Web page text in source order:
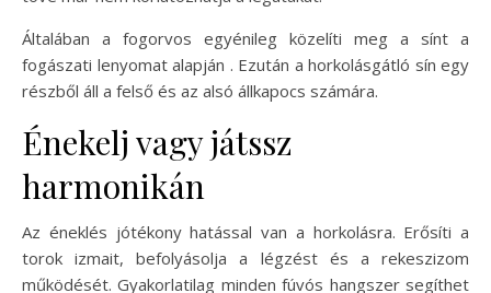
Általában a fogorvos egyénileg közelíti meg a sínt a
fogászati ​​lenyomat alapján . Ezután a horkolásgátló sín egy
részből áll a felső és az alsó állkapocs számára.
Énekelj vagy játssz
harmonikán
Az éneklés jótékony hatással van a horkolásra. Erősíti a
torok izmait, befolyásolja a légzést és a rekeszizom
működését. Gyakorlatilag minden fúvós hangszer segíthet